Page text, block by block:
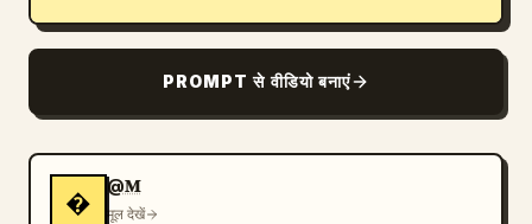
PROMPT से वीडियो बनाएं
�
@𝐌
मूल देखें